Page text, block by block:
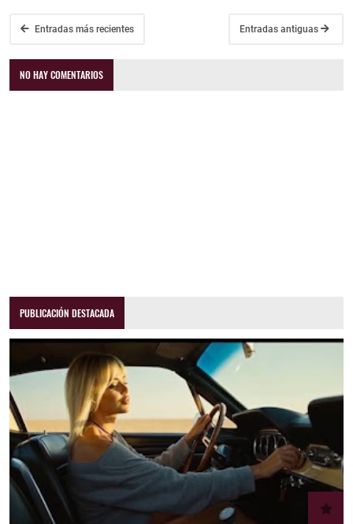
Entradas más recientes Entradas antiguas
NO HAY COMENTARIOS
PUBLICACIÓN DESTACADA